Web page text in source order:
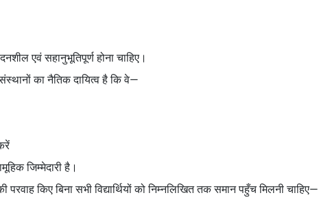
एवं सहानुभूतिपूर्ण होना चाहिए।
का नैतिक दायित्व है कि वे—
जिम्मेदारी है।
परवाह किए बिना सभी विद्यार्थियों को निम्नलिखित तक समान पहुँच मिलनी चाहिए—